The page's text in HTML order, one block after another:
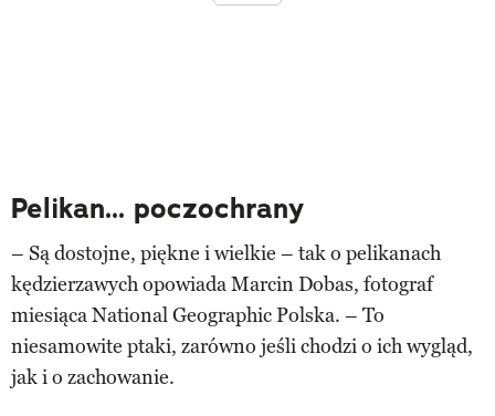
Pelikan... poczochrany
– Są dostojne, piękne i wielkie – tak o pelikanach
kędzierzawych opowiada Marcin Dobas, fotograf
miesiąca National Geographic Polska. – To
niesamowite ptaki, zarówno jeśli chodzi o ich wygląd,
jak i o zachowanie.